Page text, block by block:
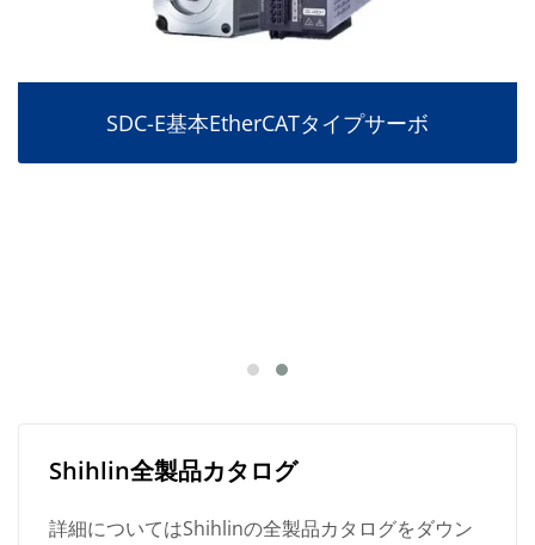
SDC-E基本EtherCATタイプサーボ
Shihlin全製品カタログ
詳細についてはShihlinの全製品カタログをダウン